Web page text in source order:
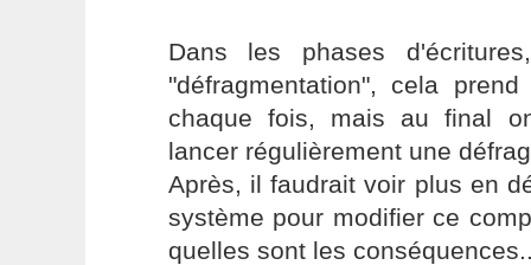
Dans les phases
"défragmentation", cela
chaque fois, mais au final
lancer régulièrement une
Après, il faudrait voir plus en
système pour modifier ce
quelles sont les